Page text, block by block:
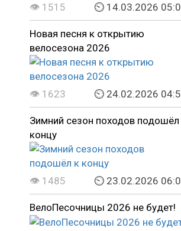
👁 1515 ⏲ 14.03.2026
Новая песня к открытию
велосезона 2026
👁 1623 ⏲ 24.02.2026
Зимний сезон походов подошёл
концу
👁 1485 ⏲ 23.02.2026
ВелоПесочницы 2026 не будет!